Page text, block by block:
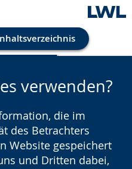
verwenden?
die im
des Betrachters
Website gespeichert
und Dritten dabei,